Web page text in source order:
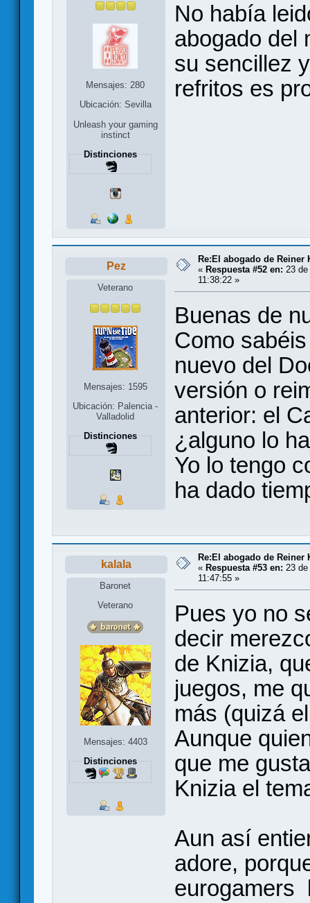
Mensajes: 280
Ubicación: Sevilla
Unleash your gaming
instinct
Distinciones
No había
abogado del
su sencillez
refritos es
Pez
Veterano
Mensajes: 1595
Ubicación: Palencia -
Valladolid
Distinciones
Re:El abogado de Reiner
« Respuesta #52 en: 23
11:38:22 »
Buenas de
Como
nuevo del
versión o
anterior: el
¿alguno lo
Yo lo tengo
ha dado
kalala
Baronet
Veterano
Mensajes: 4403
Distinciones
Re:El abogado de Reiner
« Respuesta #53 en: 23
11:47:55 »
Pues yo no
decir
de Knizia,
juegos, me
más (quizá
Aunque
que me
Knizia el
Aun así
adore,
eurogamers